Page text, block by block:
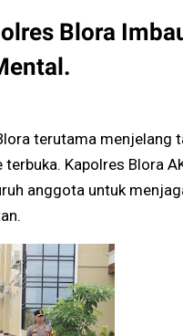
Blora
terutama menjelang
Kapolres Blora
anggota untuk